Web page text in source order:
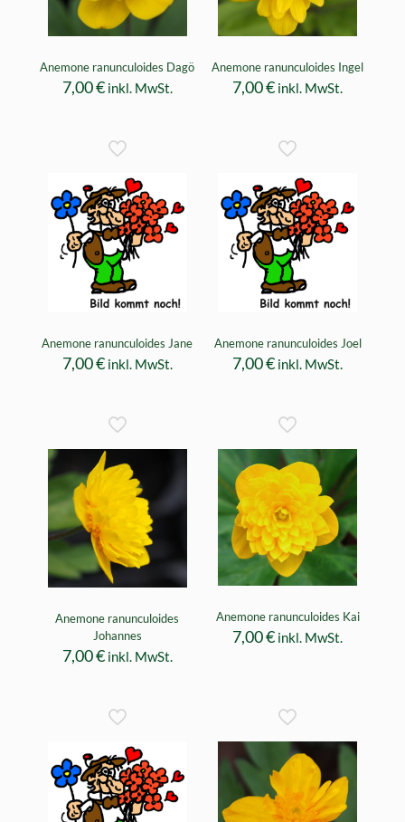
Anemone ranunculoides Dagö
7,00€ inkl. MwSt.
Anemone ranunculoides Ingel
7,00€ inkl. MwSt.
Anemone ranunculoides Jane
7,00€ inkl. MwSt.
Anemone ranunculoides Joel
7,00€ inkl. MwSt.
Anemone ranunculoides
Johannes
7,00€ inkl. MwSt.
Anemone ranunculoides Kai
7,00€ inkl. MwSt.